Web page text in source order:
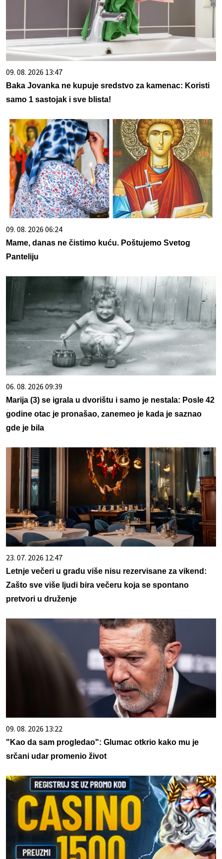
09. 08. 2026 13:47
Baka Jovanka ne kupuje sredstvo za kamenac: Koristi
samo 1 sastojak i sve blista!
09. 08. 2026 06:24
Mame, danas ne čistimo kuću. Poštujemo Svetog
Panteliju
06. 08. 2026 09:39
Marija (3) se igrala u dvorištu i samo je nestala: Posle 42
godine otac je pronašao, zanemeo je kada je saznao
gde je bila
23. 07. 2026 12:47
Letnje večeri u gradu više nisu rezervisane za vikend:
Zašto sve više ljudi bira večeru koja se spontano
pretvori u druženje
09. 08. 2026 13:22
"Kao da sam progledao": Glumac otkrio kako mu je
srčani udar promenio život